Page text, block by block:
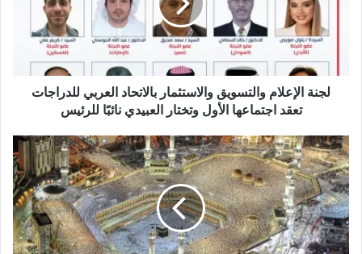
ي
ب
لجنة الإعلام والتسويق والاستثمار بالاتحاد العربي للدراجات
تعقد اجتماعها الأول وتختار العبيدي نائبًا للرئيس